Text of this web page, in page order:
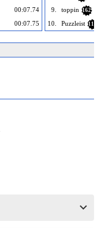
00:07.74
00:07.75
9. toppin 162
10. Puzzleist 115